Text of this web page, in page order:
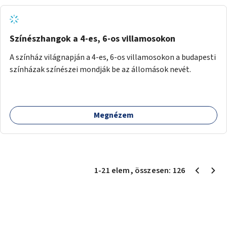
Színészhangok a 4-es, 6-os villamosokon
A színház világnapján a 4-es, 6-os villamosokon a budapesti
színházak színészei mondják be az állomások nevét.
Megnézem
1-21 elem, összesen: 126